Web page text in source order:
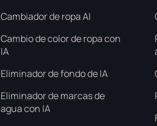
Cambiador de ropa AI
Cambio de color de ropa con
IA
Eliminador de fondo de IA
Eliminador de marcas de
agua con IA